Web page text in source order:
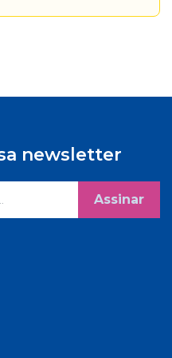
newsletter
Assinar